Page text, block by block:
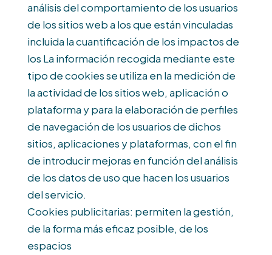
análisis del comportamiento de los usuarios
de los sitios web a los que están vinculadas
incluida la cuantificación de los impactos de
los La información recogida mediante este
tipo de cookies se utiliza en la medición de
la actividad de los sitios web, aplicación o
plataforma y para la elaboración de perfiles
de navegación de los usuarios de dichos
sitios, aplicaciones y plataformas, con el fin
de introducir mejoras en función del análisis
de los datos de uso que hacen los usuarios
del servicio.
Cookies publicitarias: permiten la gestión,
de la forma más eficaz posible, de los
espacios